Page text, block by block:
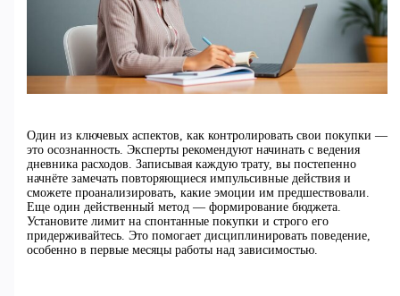
Один из ключевых аспектов, как контролировать свои покупки —
это осознанность. Эксперты рекомендуют начинать с ведения
дневника расходов. Записывая каждую трату, вы постепенно
начнёте замечать повторяющиеся импульсивные действия и
сможете проанализировать, какие эмоции им предшествовали.
Еще один действенный метод — формирование бюджета.
Установите лимит на спонтанные покупки и строго его
придерживайтесь. Это помогает дисциплинировать поведение,
особенно в первые месяцы работы над зависимостью.